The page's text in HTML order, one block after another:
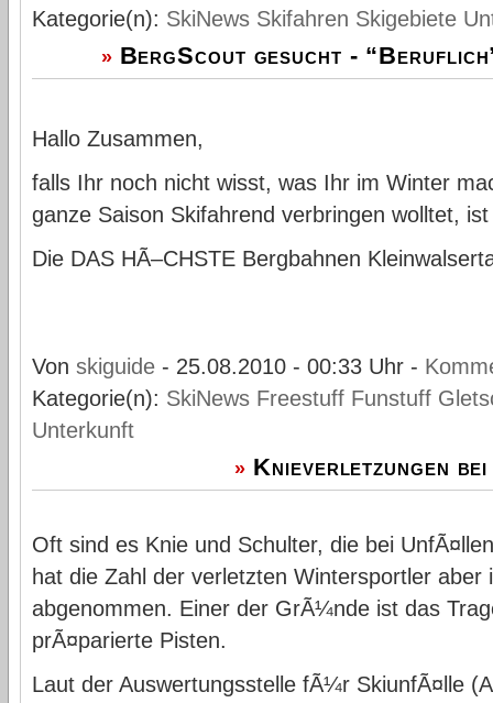
Kategorie(n): SkiNews Skifahren Skigebiete
» BergScout gesucht -
Hallo Zusammen,
falls Ihr noch nicht wisst, was Ihr im Winter
ganze Saison Skifahrend verbringen wolltet,
Die DAS HÃ–CHSTE Bergbahnen
Von skiguide- 25.08.2010 - 00:33 Uhr -
Kategorie(n): SkiNews Freestuff Funstuff
Unterkunft
» Knieverletzungen
Oft sind es Knie und Schulter, die bei
hat die Zahl der verletzten Wintersportler aber
abgenommen. Einer der GrÃ¼nde ist das
prÃ¤parierte Pisten.
Laut der Auswertungsstelle fÃ¼r SkiunfÃ¤lle